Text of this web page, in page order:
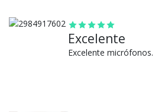
Excelente
Excelente micrófonos.
¿Por qué
seguros?